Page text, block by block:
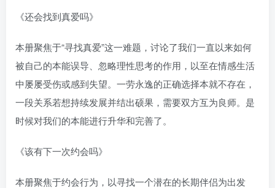
《还会找到真爱吗》
本册聚焦于“寻找真爱”这一难题，讨论了我们一直以来如何
被自己的本能误导、忽略理性思考的作用，以至在情感生活
中屡屡受伤或感到失望。一劳永逸的正确选择本就不存在，
一段关系若想持续发展并结出硕果，需要双方互为良师。是
时候对我们的本能进行升华和完善了。
《该有下一次约会吗》
本册聚焦于约会行为，以寻找一个潜在的长期伴侣为出发
用户名/手机号/邮箱
登录密码
记住登录 找回密码 |免密登录
登录
社交账号登录